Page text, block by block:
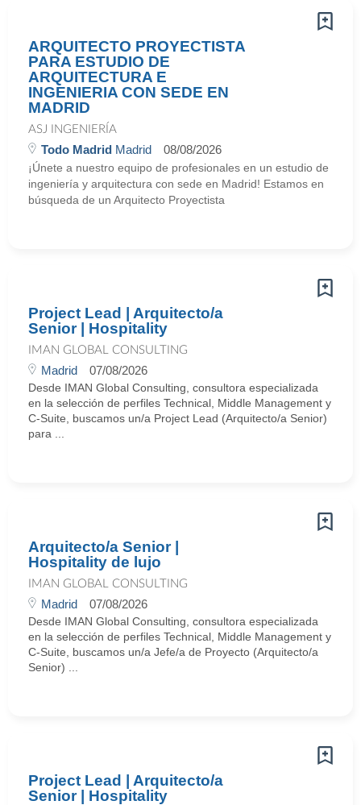
ARQUITECTO PROYECTISTA
PARA ESTUDIO DE
ARQUITECTURA E
INGENIERIA CON SEDE EN
MADRID
ASJ INGENIERÍA
Todo Madrid Madrid 08/08/2026
¡Únete a nuestro equipo de profesionales en un estudio de
ingeniería y arquitectura con sede en Madrid! Estamos en
búsqueda de un Arquitecto Proyectista
Project Lead | Arquitecto/a
Senior | Hospitality
IMAN GLOBAL CONSULTING
Madrid 07/08/2026
Desde IMAN Global Consulting, consultora especializada
en la selección de perfiles Technical, Middle Management y
C-Suite, buscamos un/a Project Lead (Arquitecto/a Senior)
para ...
Arquitecto/a Senior |
Hospitality de lujo
IMAN GLOBAL CONSULTING
Madrid 07/08/2026
Desde IMAN Global Consulting, consultora especializada
en la selección de perfiles Technical, Middle Management y
C-Suite, buscamos un/a Jefe/a de Proyecto (Arquitecto/a
Senior) ...
Project Lead | Arquitecto/a
Senior | Hospitality